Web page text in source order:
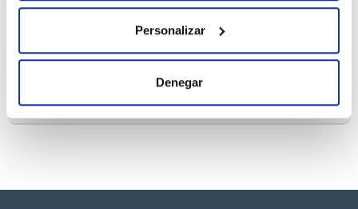
Personalizar
Denegar
Capacidad
OR00200025
x 25 g :: Glass
Comprar
Ver stock